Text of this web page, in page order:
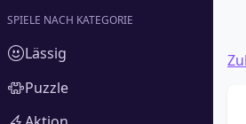
SPIELE NACH KATEGORIE
Lässig
Puzzle